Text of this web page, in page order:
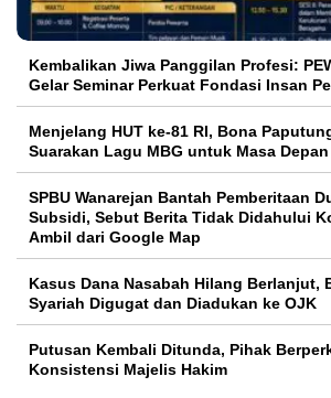
Kembalikan Jiwa Panggilan Profesi:
Gelar Seminar Perkuat Fondasi Insan
Menjelang HUT ke-81 RI, Bona
Suarakan Lagu MBG untuk Masa
SPBU Wanarejan Bantah Pemberitaan
Subsidi, Sebut Berita Tidak Didahului
Ambil dari Google Map
Kasus Dana Nasabah Hilang Berlanjut,
Syariah Digugat dan Diadukan ke OJK
Putusan Kembali Ditunda, Pihak
Konsistensi Majelis Hakim